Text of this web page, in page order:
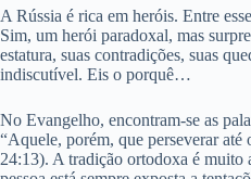
A Rússia é rica em heróis. Entre
Sim, um herói paradoxal, mas
estatura, suas contradições, suas
indiscutível. Eis o porquê…
No Evangelho, encontram-se as
“Aquele, porém, que perseverar até
24:13). A tradição ortodoxa é muito